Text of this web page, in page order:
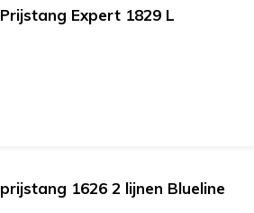
Prijstang Expert 1829 L
prijstang 1626 2 lijnen Blueline